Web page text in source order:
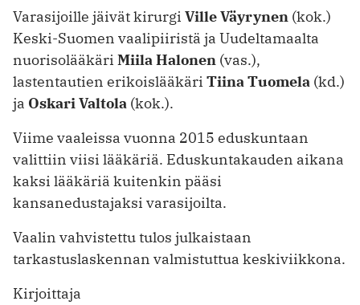
Varasijoille jäivät kirurgi Ville Väyrynen (kok.)
Keski-Suomen vaalipiiristä ja Uudeltamaalta
nuorisolääkäri Miila Halonen (vas.),
lastentautien erikoislääkäri Tiina Tuomela (kd.)
ja Oskari Valtola (kok.).
Viime vaaleissa vuonna 2015 eduskuntaan
valittiin viisi lääkäriä. Eduskuntakauden aikana
kaksi lääkäriä kuitenkin pääsi
kansanedustajaksi varasijoilta.
Vaalin vahvistettu tulos julkaistaan
tarkastuslaskennan valmistuttua keskiviikkona.
Kirjoittaja